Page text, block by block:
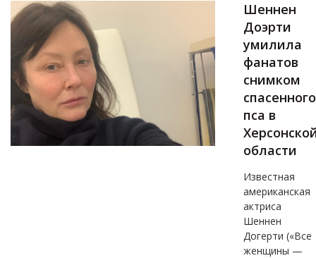
Шеннен
Доэрти
умилила
фанатов
снимком
спасенного
пса в
области
Известная
американская
актриса
Шеннен
Догерти («Все
женщины —